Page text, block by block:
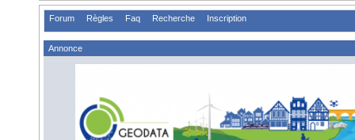
Forum Règles Faq Recherche Inscription
Annonce